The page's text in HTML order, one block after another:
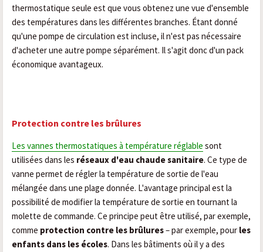
thermostatique seule est que vous obtenez une vue d'ensemble
des températures dans les différentes branches. Étant donné
qu'une pompe de circulation est incluse, il n'est pas nécessaire
d'acheter une autre pompe séparément. Il s'agit donc d'un pack
économique avantageux.
Protection contre les brûlures
Les vannes thermostatiques à température réglable sont
utilisées dans les réseaux d'eau chaude sanitaire. Ce type de
vanne permet de régler la température de sortie de l'eau
mélangée dans une plage donnée. L'avantage principal est la
possibilité de modifier la température de sortie en tournant la
molette de commande. Ce principe peut être utilisé, par exemple,
comme protection contre les brûlures– par exemple, pour les
enfants dans les écoles. Dans les bâtiments où il y a des